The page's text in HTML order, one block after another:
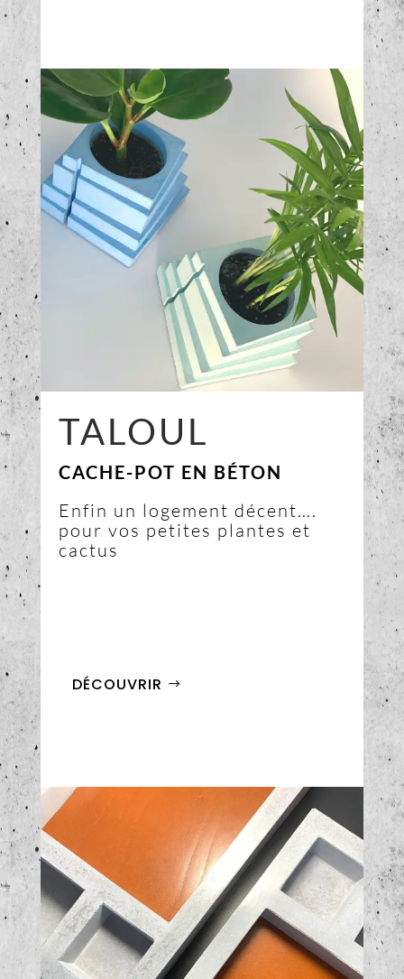
TALOUL
CACHE-POT EN BÉTON
Enfin un logement décent….
pour vos petites plantes et
cactus
DÉCOUVRIR